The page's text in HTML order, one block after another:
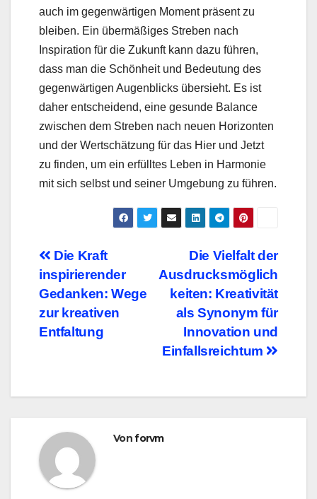
auch im gegenwärtigen Moment präsent zu
bleiben. Ein übermäßiges Streben nach
Inspiration für die Zukunft kann dazu führen,
dass man die Schönheit und Bedeutung des
gegenwärtigen Augenblicks übersieht. Es ist
daher entscheidend, eine gesunde Balance
zwischen dem Streben nach neuen Horizonten
und der Wertschätzung für das Hier und Jetzt
zu finden, um ein erfülltes Leben in Harmonie
mit sich selbst und seiner Umgebung zu führen.
Beitragsnavigation
Die Vielfalt der
Ausdrucksmöglich
keiten: Kreativität
als Synonym für
Innovation und
Einfallsreichtum
Die Kraft
inspirierender
Gedanken: Wege
zur kreativen
Entfaltung
Vonforvm